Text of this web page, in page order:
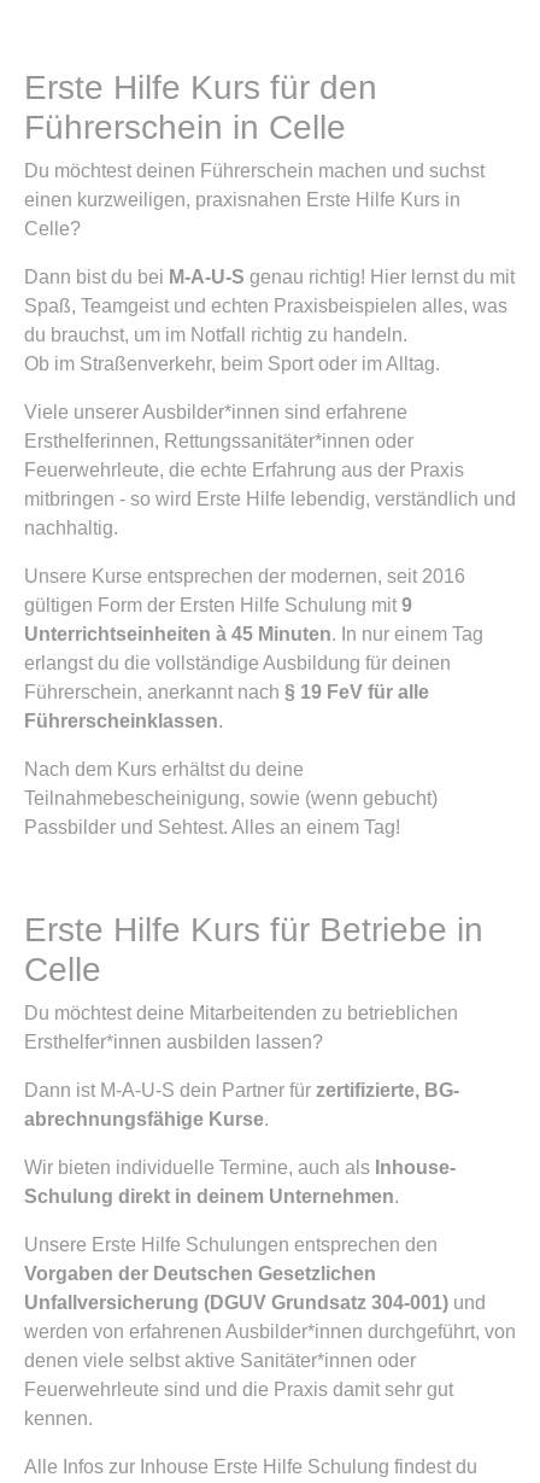
Erste Hilfe Kurs für den
Führerschein in Celle
Du möchtest deinen Führerschein machen und suchst
einen kurzweiligen, praxisnahen Erste Hilfe Kurs in
Celle?
Dann bist du bei M-A-U-S genau richtig! Hier lernst du mit
Spaß, Teamgeist und echten Praxisbeispielen alles, was
du brauchst, um im Notfall richtig zu handeln.
Ob im Straßenverkehr, beim Sport oder im Alltag.
Viele unserer Ausbilder*innen sind erfahrene
Ersthelferinnen, Rettungssanitäter*innen oder
Feuerwehrleute, die echte Erfahrung aus der Praxis
mitbringen - so wird Erste Hilfe lebendig, verständlich und
nachhaltig.
Unsere Kurse entsprechen der modernen, seit 2016
gültigen Form der Ersten Hilfe Schulung mit 9
Unterrichtseinheiten à 45 Minuten. In nur einem Tag
erlangst du die vollständige Ausbildung für deinen
Führerschein, anerkannt nach § 19 FeV für alle
Führerscheinklassen.
Nach dem Kurs erhältst du deine
Teilnahmebescheinigung, sowie (wenn gebucht)
Passbilder und Sehtest. Alles an einem Tag!
Erste Hilfe Kurs für Betriebe in
Celle
Du möchtest deine Mitarbeitenden zu betrieblichen
Ersthelfer*innen ausbilden lassen?
Dann ist M-A-U-S dein Partner für zertifizierte, BG-
abrechnungsfähige Kurse.
Wir bieten individuelle Termine, auch als Inhouse-
Schulung direkt in deinem Unternehmen.
Unsere Erste Hilfe Schulungen entsprechen den
Vorgaben der Deutschen Gesetzlichen
Unfallversicherung (DGUV Grundsatz 304-001) und
werden von erfahrenen Ausbilder*innen durchgeführt, von
denen viele selbst aktive Sanitäter*innen oder
Feuerwehrleute sind und die Praxis damit sehr gut
kennen.
Alle Infos zur Inhouse Erste Hilfe Schulung findest du